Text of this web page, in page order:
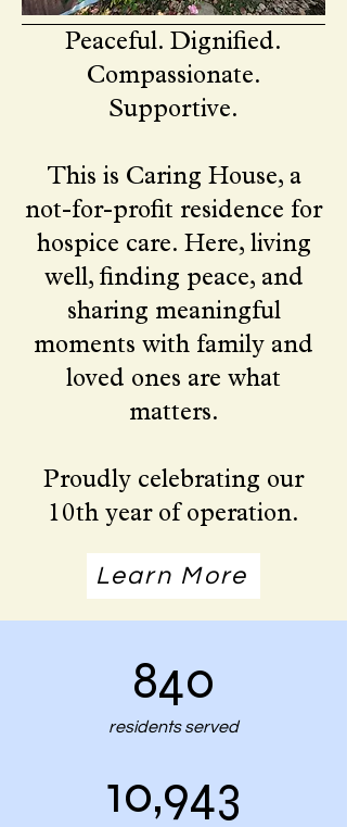
Peaceful. Dignified.
Compassionate.
Supportive.
This is Caring House, a
not-for-profit residence for
hospice care. Here, living
well, finding peace, and
sharing meaningful
moments with family and
loved ones are what
matters.
Proudly celebrating our
10th year of operation.
Learn More
840
residents served
10,943